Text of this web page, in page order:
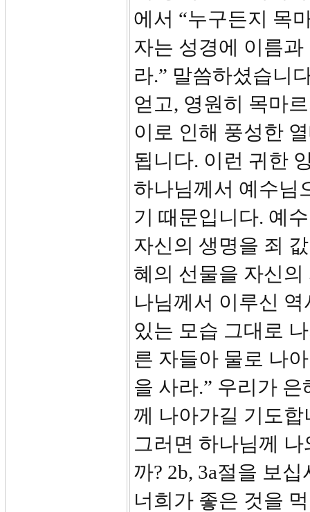
에서 “누구든지 목
자는 성경에 이름
라.” 말씀하셨습니
얻고, 영원히 목마
이로 인해 풍성한
됩니다. 이런 귀한
하나님께서 예수님
기 때문입니다. 예
자신의 생명을 죄
혜의 선물을 자신
나님께서 이루신
있는 모습 그대로
른 자들아 물로 나
을 사라.” 우리가
께 나아가길 기도합
그러면 하나님께
까? 2b, 3a절을 보
너희가 좋은 것을